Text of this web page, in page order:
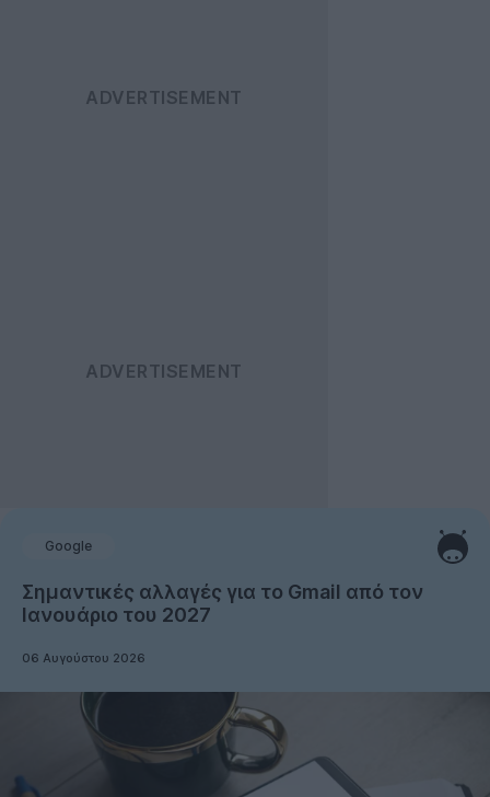
Google
Σημαντικές αλλαγές για το Gmail από τον
Ιανουάριο του 2027
06 Αυγούστου 2026